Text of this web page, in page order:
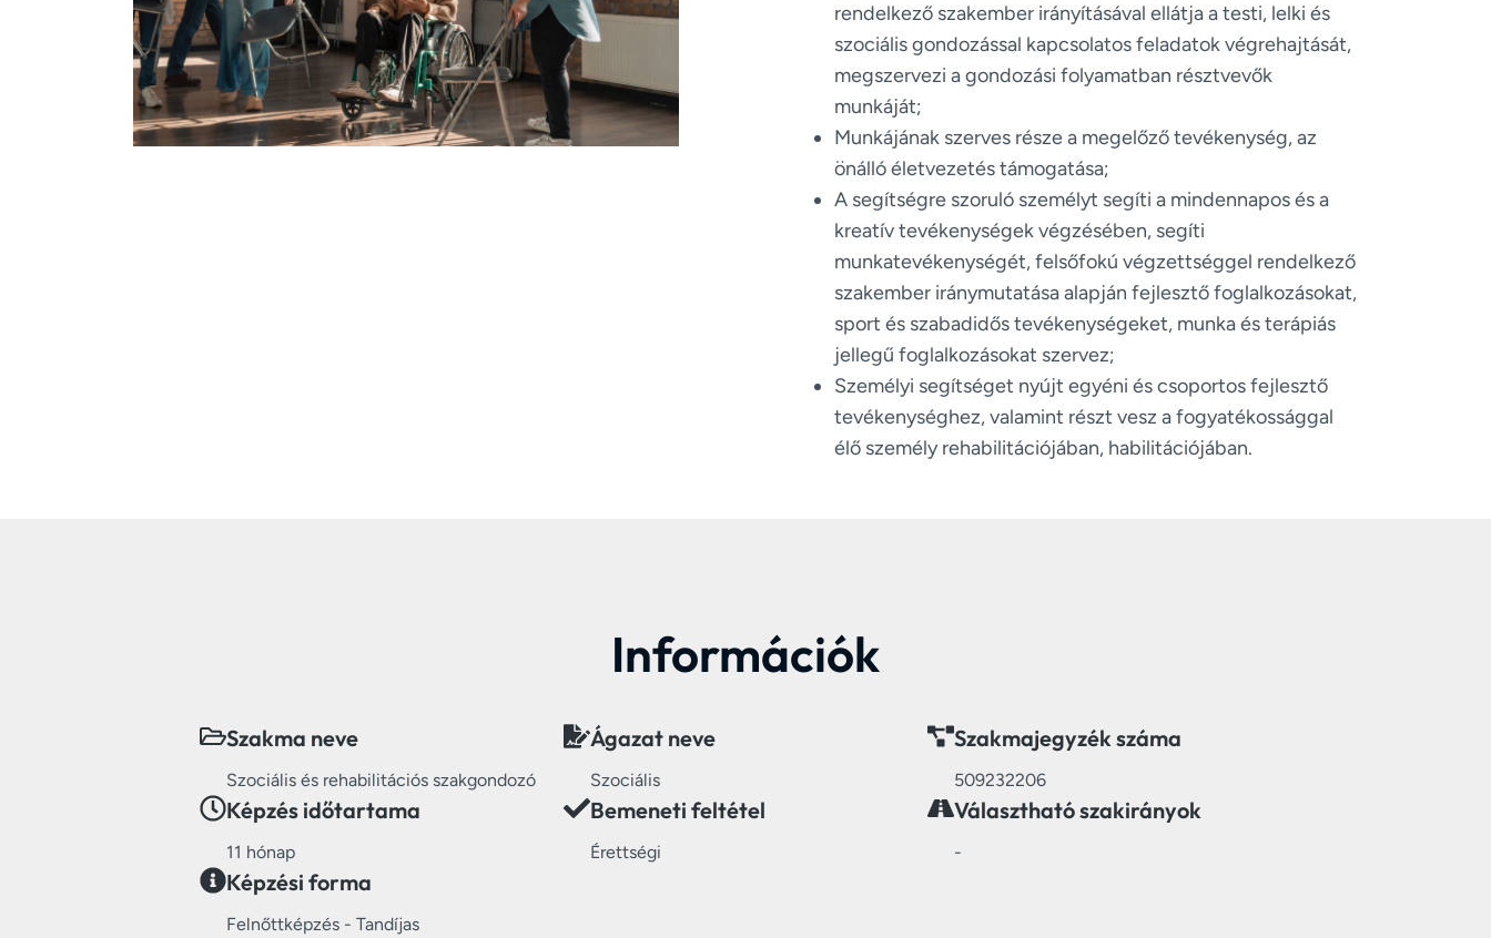
rendelkező szakember irányításával ellátja a testi, lelki és
szociális gondozással kapcsolatos feladatok végrehajtását,
megszervezi a gondozási folyamatban résztvevők
munkáját;
Munkájának szerves része a megelőző tevékenység, az
önálló életvezetés támogatása;
A segítségre szoruló személyt segíti a mindennapos és a
kreatív tevékenységek végzésében, segíti
munkatevékenységét, felsőfokú végzettséggel rendelkező
szakember iránymutatása alapján fejlesztő foglalkozásokat,
sport és szabadidős tevékenységeket, munka és terápiás
jellegű foglalkozásokat szervez;
Személyi segítséget nyújt egyéni és csoportos fejlesztő
tevékenységhez, valamint részt vesz a fogyatékossággal
élő személy rehabilitációjában, habilitációjában.
Információk
Szakma neve
Szociális és rehabilitációs szakgondozó
Ágazat neve
Szociális
Szakmajegyzék száma
509232206
Képzés időtartama
11 hónap
Bemeneti feltétel
Érettségi
Választható szakirányok
-
Képzési forma
Felnőttképzés - Tandíjas